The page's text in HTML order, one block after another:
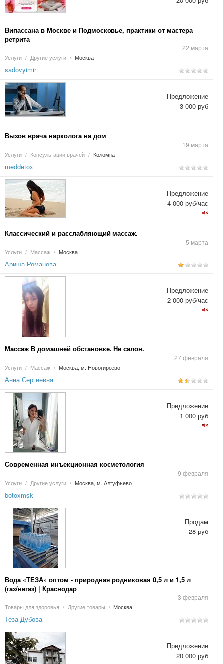
Випассана в Москве и Подмосковье, практики от мастера
ретрита
22 марта
Услуги / Другие услуги / Москва
sadovyimir
Вызов врача нарколога на дом
19 марта
Услуги / Консультации врачей / Коломна
Предложение
3 000 руб
meddetox
Классический и расслабляющий массаж.
5 марта
Услуги / Массаж / Москва
Предложение
4 000 руб/час
Ариша Романова
Массаж В домашней обстановке. Не салон.
27 февраля
Услуги / Массаж / Москва, м. Новогиреево
Предложение
2 000 руб/час
Анна Сергеевна
Современная инъекционная косметология
9 февраля
Услуги / Другие услуги / Москва, м. Алтуфьево
Предложение
1 000 руб
botoxmsk
Вода «ТЕЗА» оптом - природная родниковая 0,5 л и 1,5 л
(газ/негаз) | Краснодар
3 февраля
Товары для здоровья / Другие товары / Москва
Продам
28 руб
Теза Дубова
Предложение
20 000 руб